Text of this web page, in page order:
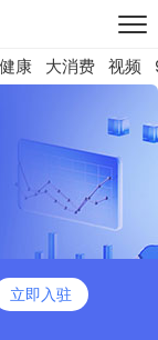
康 大消费 视频
立即入驻